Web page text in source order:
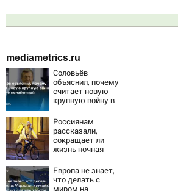
mediametrics.ru
Соловьёв
объяснил, почему
считает новую
крупную войну в
неизбежной
Россиянам
рассказали,
сокращает ли
жизнь ночная
Европа не знает,
что делать с
миром на